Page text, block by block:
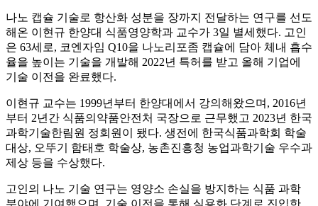
나노 캡슐 기술로 항산화 성분을 장까지 전달하는 연구를 선도
해온 이현규 한양대 식품영양학과 교수가 3일 별세했다. 고인
은 63세로, 코엔자임 Q10을 나노리포좀 캡슐에 담아 체내 흡수
율을 높이는 기술을 개발해 2022년 특허를 받고 올해 기업에
기술 이전을 완료했다.
이현규 교수는 1999년부터 한양대에서 강의해왔으며, 2016년
부터 2년간 식품의약품안전처 국장으로 근무했고 2023년 한국
과학기술한림원 정회원이 됐다. 생전에 한국식품과학회 학술
대상, 오뚜기 함태호 학술상, 농촌진흥청 농업과학기술 우수과
제상 등을 수상했다.
고인의 나노 기술 연구는 영양소 손실을 방지하는 식품 과학
분야에 기여했으며, 기술 이전을 통해 실용화 단계로 진입한